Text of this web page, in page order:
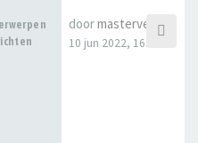
doormasterveecee
10 jun 2022, 16:01